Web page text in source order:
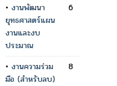
• งานพัฒนา
ยุทธศาสตร์แผน
งานและงบ
ประมาณ
6
• งานความร่วม
มือ (สำหรับลบ)
8